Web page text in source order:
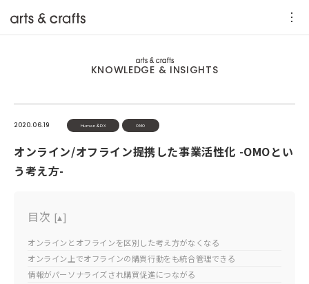
KNOWLEDGE & INSIGHTS
2020.06.19 Human＆DX OMO
オンライン/オフライン提携した事業活性化 -OMOとい
う考え方-
目次 [▴]
オンラインとオフラインを区別した考え方がなくなる
オンライン上でオフラインの購買行動をも統合管理できる
情報がパーソナライズされ購買促進につながる